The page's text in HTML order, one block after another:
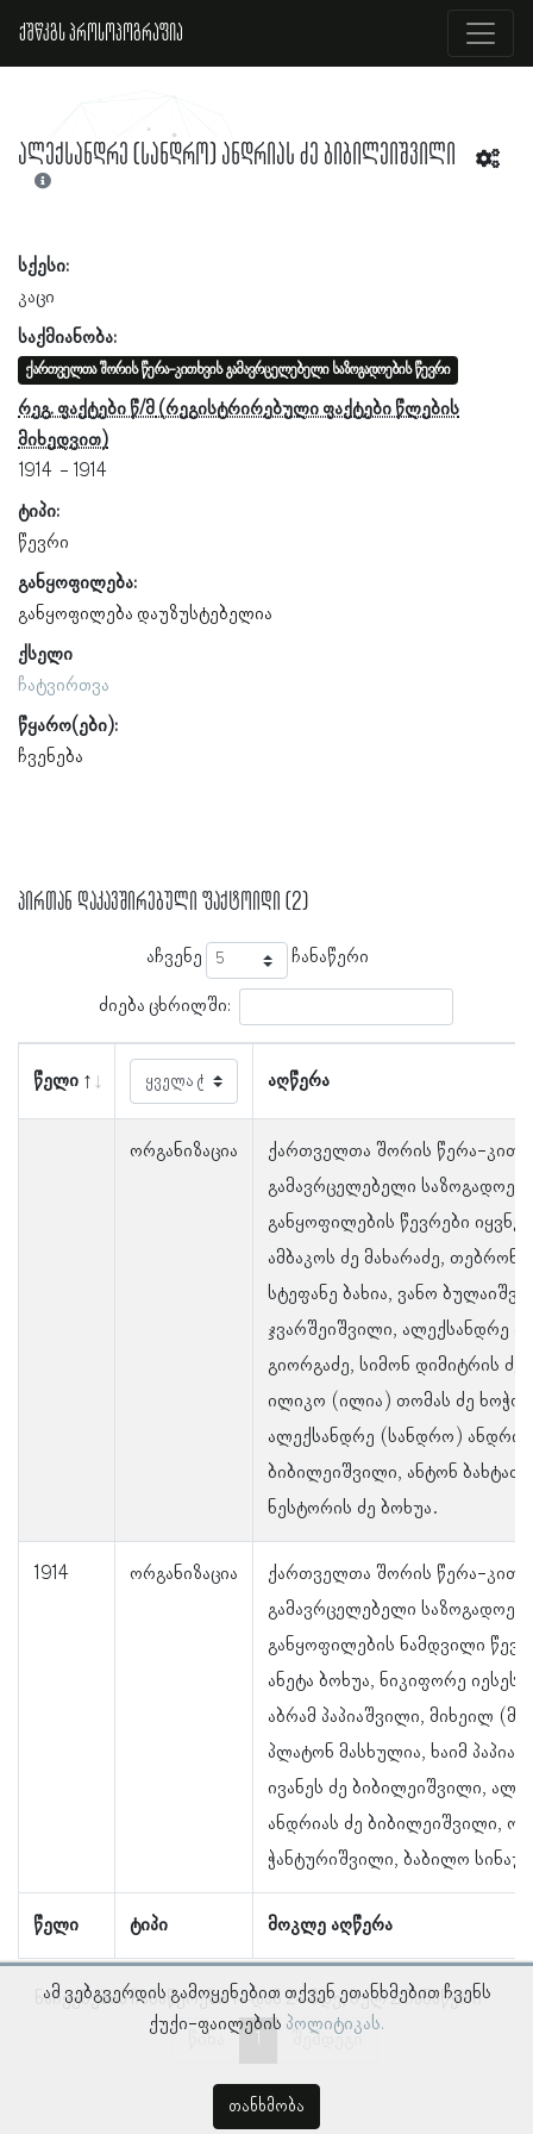
ქშწკგს პროსოპოგრაფია
ალექსანდრე (სანდრო) ანდრიას ძე ბიბილეიშვილი
სქესი:
კაცი
საქმიანობა:
ქართველთა შორის წერა-კითხვის გამავრცელებელი საზოგადოების წევრი
რეგ. ფაქტები წ/მ
1914
1914
ტიპი:
წევრი
განყოფილება:
განყოფილება დაუზუსტებელია
ქსელი
ჩატვირთვა
წყარო(ები):
ჩვენება
პირთან დაკავშირებული ფაქტოიდი (2)
აჩვენე ჩანაწერი
ძიება ცხრილში:
წელი აღწერა
წელი ტიპი მოკლე აღწერა
ორგანიზაცია
ქართველთა შორის წერა-
გამავრცელებელი
განყოფილების წევრები
ამბაკოს ძე მახარაძე, თებრონე
სტეფანე ბახია, ვანო
ჯვარშეიშვილი, ალექსანდრე
გიორგაძე, სიმონ დიმიტრის ძე
ილიკო (ილია) თომას ძე
ალექსანდრე (სანდრო)
ბიბილეიშვილი, ანტონ ბახტაძე
ნესტორის ძე ბოხუა.
1914 ორგანიზაცია
ქართველთა შორის წერა-
გამავრცელებელი
განყოფილების ნამდვილი
ანეტა ბოხუა, ნიკიფორე იესეს
აბრამ პაპიაშვილი, მიხეილ
პლატონ მასხულია, ხაიმ
ივანეს ძე ბიბილეიშვილი,
ანდრიას ძე ბიბილეიშვილი,
ჭანტურიშვილი, ბაბილო
ნაჩვენებია ჩანაწერები 1–დან 2–მდე, სულ 2 ჩანაწერი
წინა
შემდეგი
ამ ვებგვერდის გამოყენებით თქვენ ეთანხმებით ჩვენს
ქუქი-ფაილების პოლიტიკას.
თანხმობა